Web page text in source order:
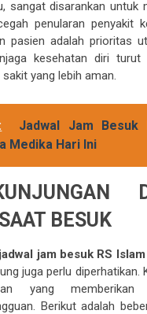
sangat disarankan untuk
penularan penyakit
pasien adalah prioritas
kesehatan diri turut
yang lebih aman.
Jadwal Jam Besuk
Medika Hari Ini
BESUK
jadwal jam besuk RS
juga perlu diperhatikan.
yang memberikan
Berikut adalah